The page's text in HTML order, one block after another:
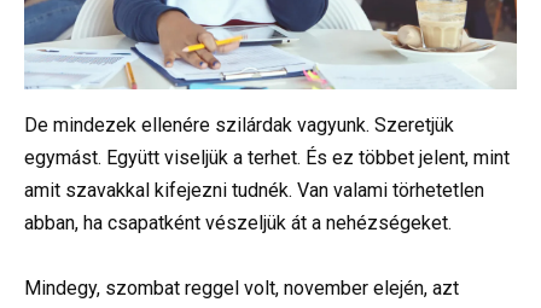
De mindezek ellenére szilárdak vagyunk. Szeretjük
egymást. Együtt viseljük a terhet. És ez többet jelent, mint
amit szavakkal kifejezni tudnék. Van valami törhetetlen
abban, ha csapatként vészeljük át a nehézségeket.
Mindegy, szombat reggel volt, november elején, azt